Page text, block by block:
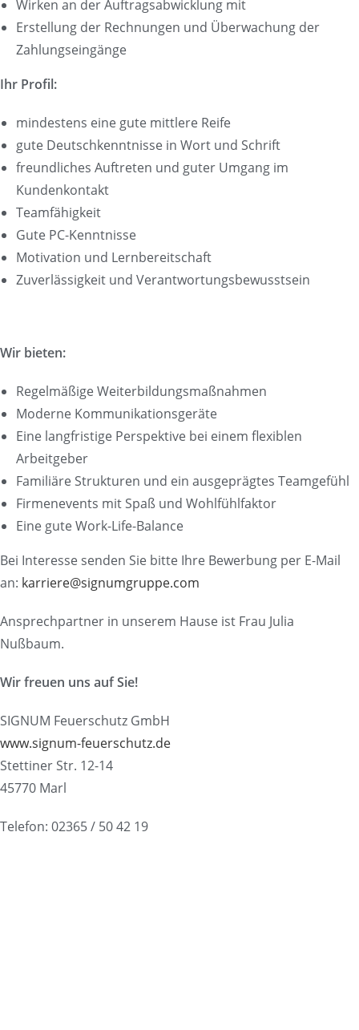
Wirken an der Auftragsabwicklung mit
Erstellung der Rechnungen und Überwachung der
Zahlungseingänge
Ihr Profil:
mindestens eine gute mittlere Reife
gute Deutschkenntnisse in Wort und Schrift
freundliches Auftreten und guter Umgang im
Kundenkontakt
Teamfähigkeit
Gute PC-Kenntnisse
Motivation und Lernbereitschaft
Zuverlässigkeit und Verantwortungsbewusstsein
Wir bieten:
Regelmäßige Weiterbildungsmaßnahmen
Moderne Kommunikationsgeräte
Eine langfristige Perspektive bei einem flexiblen
Arbeitgeber
Familiäre Strukturen und ein ausgeprägtes Teamgefühl
Firmenevents mit Spaß und Wohlfühlfaktor
Eine gute Work-Life-Balance
Bei Interesse senden Sie bitte Ihre Bewerbung per E-Mail
an: karriere@signumgruppe.com
Ansprechpartner in unserem Hause ist Frau Julia
Nußbaum.
Wir freuen uns auf Sie!
SIGNUM Feuerschutz GmbH
www.signum-feuerschutz.de
Stettiner Str. 12-14
45770 Marl
Telefon: 02365 / 50 42 19